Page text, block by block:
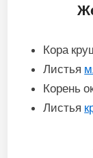
Кора
Листья
Корень
Листья